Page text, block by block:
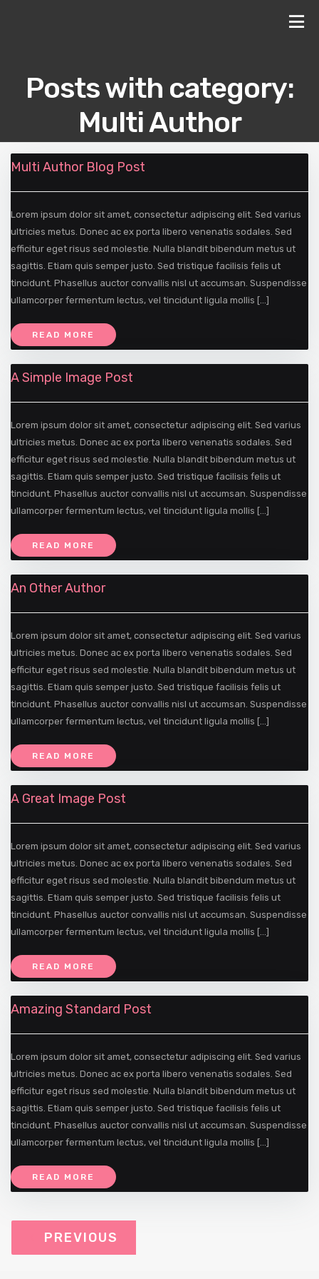
Posts with category:
Multi Author
Lists of posts with categoryMulti Author
Multi Author Blog Post
Lorem ipsum dolor sit amet, consectetur adipiscing elit. Sed varius
ultricies metus. Donec ac ex porta libero venenatis sodales. Sed
efficitur eget risus sed molestie. Nulla blandit bibendum metus ut
sagittis. Etiam quis semper justo. Sed tristique facilisis felis ut
tincidunt. Phasellus auctor convallis nisl ut accumsan. Suspendisse
ullamcorper fermentum lectus, vel tincidunt ligula mollis […]
READ MORE
A Simple Image Post
Lorem ipsum dolor sit amet, consectetur adipiscing elit. Sed varius
ultricies metus. Donec ac ex porta libero venenatis sodales. Sed
efficitur eget risus sed molestie. Nulla blandit bibendum metus ut
sagittis. Etiam quis semper justo. Sed tristique facilisis felis ut
tincidunt. Phasellus auctor convallis nisl ut accumsan. Suspendisse
ullamcorper fermentum lectus, vel tincidunt ligula mollis […]
READ MORE
An Other Author
Lorem ipsum dolor sit amet, consectetur adipiscing elit. Sed varius
ultricies metus. Donec ac ex porta libero venenatis sodales. Sed
efficitur eget risus sed molestie. Nulla blandit bibendum metus ut
sagittis. Etiam quis semper justo. Sed tristique facilisis felis ut
tincidunt. Phasellus auctor convallis nisl ut accumsan. Suspendisse
ullamcorper fermentum lectus, vel tincidunt ligula mollis […]
READ MORE
A Great Image Post
Lorem ipsum dolor sit amet, consectetur adipiscing elit. Sed varius
ultricies metus. Donec ac ex porta libero venenatis sodales. Sed
efficitur eget risus sed molestie. Nulla blandit bibendum metus ut
sagittis. Etiam quis semper justo. Sed tristique facilisis felis ut
tincidunt. Phasellus auctor convallis nisl ut accumsan. Suspendisse
ullamcorper fermentum lectus, vel tincidunt ligula mollis […]
READ MORE
Amazing Standard Post
Lorem ipsum dolor sit amet, consectetur adipiscing elit. Sed varius
ultricies metus. Donec ac ex porta libero venenatis sodales. Sed
efficitur eget risus sed molestie. Nulla blandit bibendum metus ut
sagittis. Etiam quis semper justo. Sed tristique facilisis felis ut
tincidunt. Phasellus auctor convallis nisl ut accumsan. Suspendisse
ullamcorper fermentum lectus, vel tincidunt ligula mollis […]
READ MORE
PREVIOUS